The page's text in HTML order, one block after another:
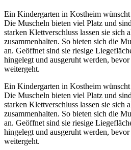
Ein Kindergarten in Kostheim
Die Muscheln bieten viel Platz und
starken Klettverschluss lassen sie sich
zusammenhalten. So bieten sich die
an. Geöffnet sind sie riesige
hingelegt und ausgeruht werden,
weitergeht.
Ein Kindergarten in Kostheim
Die Muscheln bieten viel Platz und
starken Klettverschluss lassen sie sich
zusammenhalten. So bieten sich die
an. Geöffnet sind sie riesige
hingelegt und ausgeruht werden,
weitergeht.